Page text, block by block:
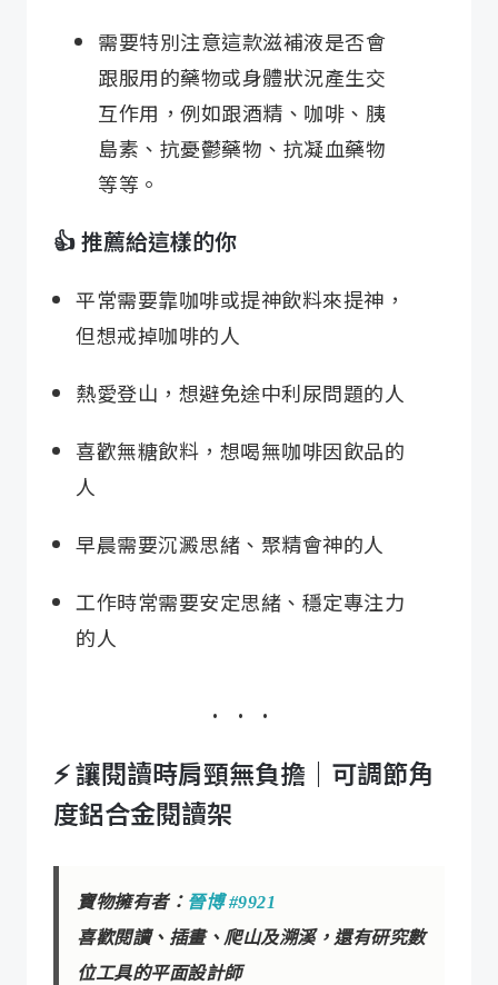
需要特別注意這款滋補液是否會
跟服用的藥物或身體狀況產生交
互作用，例如跟酒精、咖啡、胰
島素、抗憂鬱藥物、抗凝血藥物
等等。
👍 推薦給這樣的你
平常需要靠咖啡或提神飲料來提神，
但想戒掉咖啡的人
熱愛登山，想避免途中利尿問題的人
喜歡無糖飲料，想喝無咖啡因飲品的
人
早晨需要沉澱思緒、聚精會神的人
工作時常需要安定思緒、穩定專注力
的人
⚡️ 讓閱讀時肩頸無負擔｜可調節角
度鋁合金閱讀架
寶物擁有者： 晉博 #9921
喜歡閱讀、插畫、爬山及溯溪，還有研究數
位工具的平面設計師